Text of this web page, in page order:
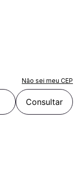
Não sei meu CEP
Consultar